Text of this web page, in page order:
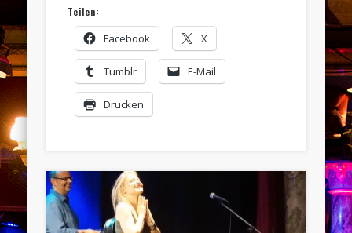
Teilen:
Facebook X
Tumblr E-Mail
Drucken